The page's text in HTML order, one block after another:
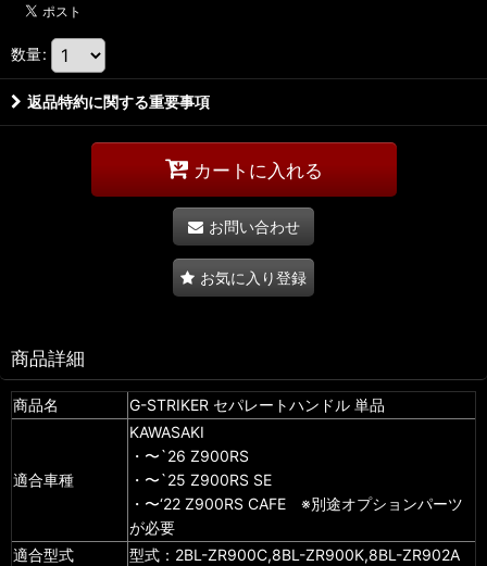
数量:
返品特約に関する重要事項
カートに入れる
お問い合わせ
お気に入り登録
商品詳細
商品名 G-STRIKER セパレートハンドル 単品
適合車種
KAWASAKI
・〜`26 Z900RS
・〜`25 Z900RS SE
・〜‘22 Z900RS CAFE ※別途オプションパーツ
が必要
適合型式
型式：2BL-ZR900C,8BL-ZR900K,8BL-ZR902A